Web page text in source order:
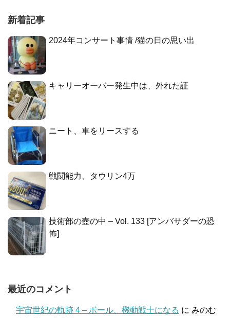
新着記事
2024年コンサート事情 /猫の日の思い出
キャリーオーバー発生中は、外れた証
ニート、車をリースする
戦闘能力、タウリン4万
技術部の壺の中 – Vol. 133 [アンバサダーの恐
怖]
最近のコメント
宇宙世紀の軌跡 4 – ボール、機動戦士になる に みのむ